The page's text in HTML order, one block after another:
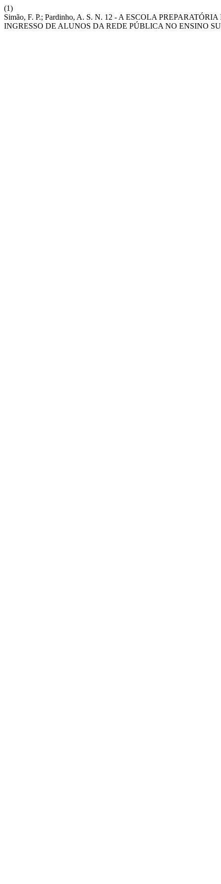
(1)
Simão, F. P.; Pardinho, A. S. N. 12 - A ESCOLA
INGRESSO DE ALUNOS DA REDE PÚBLICA NO ENSINO